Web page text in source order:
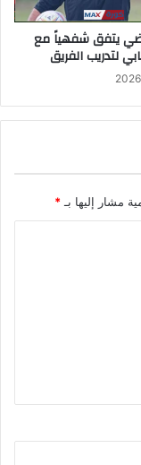
يتفق شفهياً مع
لتدريب الفريق
مشار إليها بـ*